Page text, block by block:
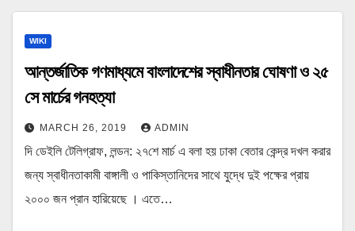
WIKI
আন্তর্জাতিক গণমাধ্যমে বাংলাদেশের স্বাধীনতার ঘোষণা ও ২৫
সে মার্চের গনহত্যা
MARCH 26, 2019 ADMIN
দি ডেইলি টেলিগ্রাফ, লন্ডন: ২৭শে মার্চ এ বলা হয় ঢাকা বেতার কেন্দ্র দখল করার
জন্য স্বাধীনতাকামী বাঙ্গালী ও পাকিস্তানিদের সাথে যুদ্ধে দুই পক্ষের প্রায়
২০০০ জন প্রান হারিয়েছে । এতে…